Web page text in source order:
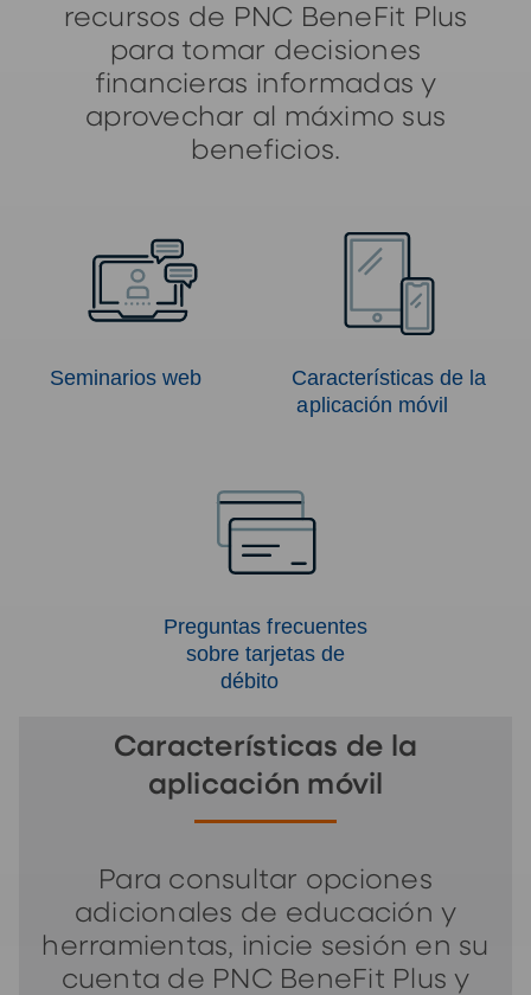
recursos de PNC BeneFit Plus
para tomar decisiones
financieras informadas y
aprovechar al máximo sus
beneficios.
Seminarios web
Características de la
aplicación móvil
Preguntas frecuentes
sobre tarjetas de
débito
Características de la
aplicación móvil
Para consultar opciones
adicionales de educación y
herramientas, inicie sesión en su
cuenta de PNC BeneFit Plus y